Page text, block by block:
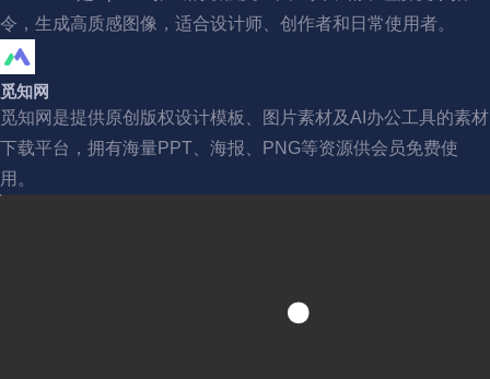
令，生成高质感图像，适合设计师、创作者和日常使用者。
觅知网
觅知网是提供原创版权设计模板、图片素材及AI办公工具的素材
下载平台，拥有海量PPT、海报、PNG等资源供会员免费使
用。